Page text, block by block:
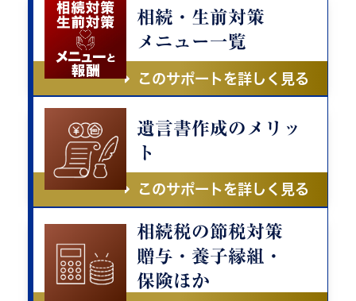
相続・生前対策
メニュー一覧
このサポートを詳しく見る
遺言書作成のメリッ
ト
このサポートを詳しく見る
相続税の節税対策
贈与・養子縁組・
保険ほか